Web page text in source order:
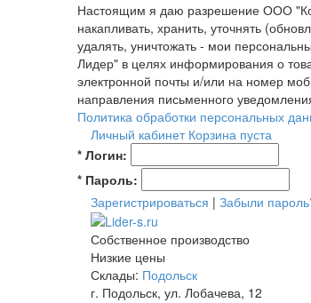
Настоящим я даю разрешение ООО
накапливать, хранить, уточнять
удалять, уничтожать - мои
Лидер" в целях информирования о
электронной почты и/или на номер
направления письменного
Политика обработки персональных
Личный кабинет Корзина пуста
* Логин:
* Пароль:
Зарегистрироваться | Забыли
Собственное производство
Низкие цены
Склады: Подольск
г. Подольск, ул. Лобачева, 12